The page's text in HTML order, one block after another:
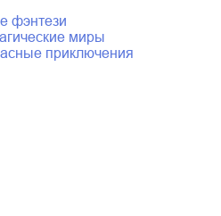
фэнтези
магические миры
приключения